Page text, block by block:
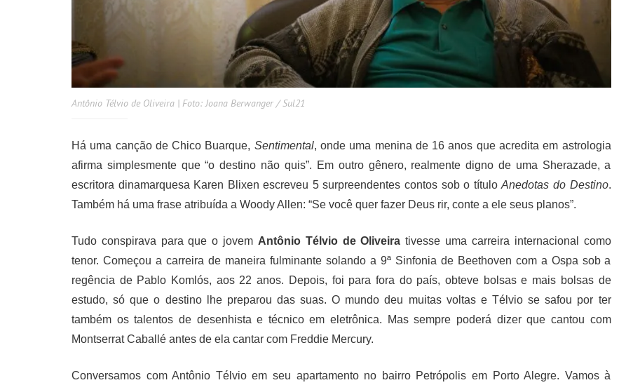
Antônio Télvio de Oliveira | Foto: Joana Berwanger / Sul21
Há uma canção de Chico Buarque, Sentimental, onde uma menina de 16 anos que acredita em astrologia
afirma simplesmente que “o destino não quis”. Em outro gênero, realmente digno de uma Sherazade, a
escritora dinamarquesa Karen Blixen escreveu 5 surpreendentes contos sob o títuloAnedotas do Destino.
Também há uma frase atribuída a Woody Allen: “Se você quer fazer Deus rir, conte a ele seus planos”.
Tudo conspirava para que o jovem Antônio Télvio de Oliveira tivesse uma carreira internacional como
tenor. Começou a carreira de maneira fulminante solando a 9ª Sinfonia de Beethoven com a Ospa sob a
regência de Pablo Komlós, aos 22 anos. Depois, foi para fora do país, obteve bolsas e mais bolsas de
estudo, só que o destino lhe preparou das suas. O mundo deu muitas voltas e Télvio se safou por ter
também os talentos de desenhista e técnico em eletrônica. Mas sempre poderá dizer que cantou com
Montserrat Caballé antes de ela cantar com Freddie Mercury.
Conversamos com Antônio Télvio em seu apartamento no bairro Petrópolis em Porto Alegre. Vamos à